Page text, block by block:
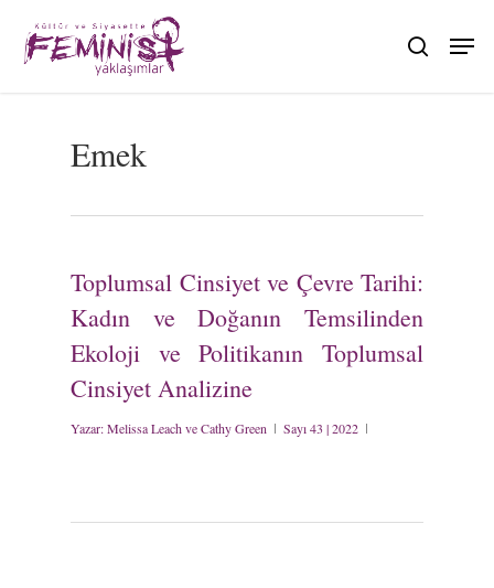
main
search
Emek
Toplumsal Cinsiyet ve Çevre Tarihi:
Kadın ve Doğanın Temsilinden
Ekoloji ve Politikanın Toplumsal
Cinsiyet Analizine
Yazar:Melissa Leach ve Cathy Green Sayı 43 | 2022